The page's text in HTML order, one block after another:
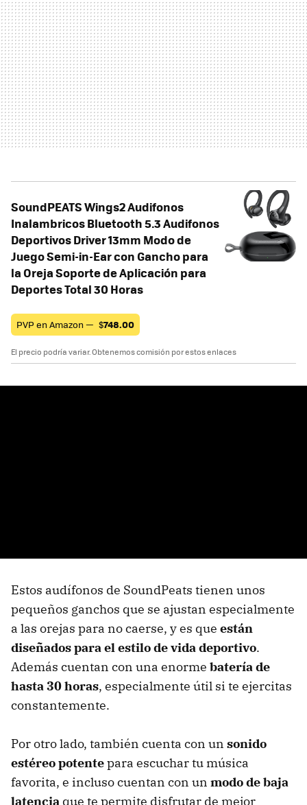
SoundPEATS Wings2 Audifonos
Inalambricos Bluetooth 5.3 Audifonos
Deportivos Driver 13mm Modo de
Juego Semi-in-Ear con Gancho para
la Oreja Soporte de Aplicación para
Deportes Total 30 Horas
PVP en Amazon — $748.00
El precio podría variar. Obtenemos comisión por estos enlaces
Estos audífonos de SoundPeats tienen unos
pequeños ganchos que se ajustan especialmente
a las orejas para no caerse, y es que están
diseñados para el estilo de vida deportivo.
Además cuentan con una enorme batería de
hasta 30 horas, especialmente útil si te ejercitas
constantemente.
Por otro lado, también cuenta con un sonido
estéreo potentepara escuchar tu música
favorita, e incluso cuentan con un modo de baja
latencia que te permite disfrutar de mejor